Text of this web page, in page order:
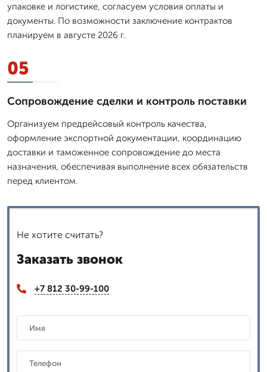
упаковке и логистике, согласуем условия оплаты и
документы. По возможности заключение контрактов
планируем в августе 2026 г.
05
Сопровождение сделки и контроль поставки
Организуем предрейсовый контроль качества,
оформление экспортной документации, координацию
доставки и таможенное сопровождение до места
назначения, обеспечивая выполнение всех обязательств
перед клиентом.
Не хотите считать?
Заказать звонок
+7 812 30-99-100